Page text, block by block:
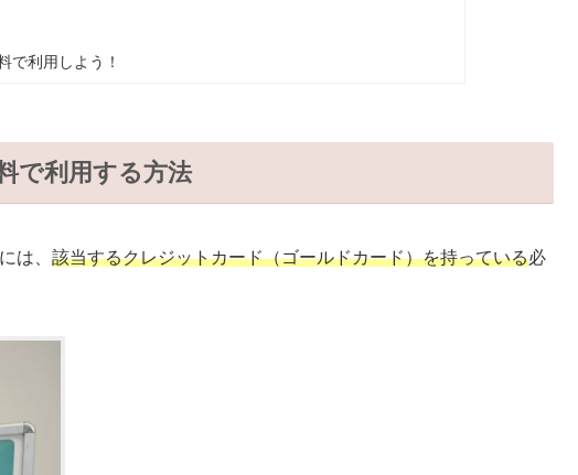
で利用しよう！
で利用する方法
は、 該当するクレジットカード（ゴールドカード）を持っている必